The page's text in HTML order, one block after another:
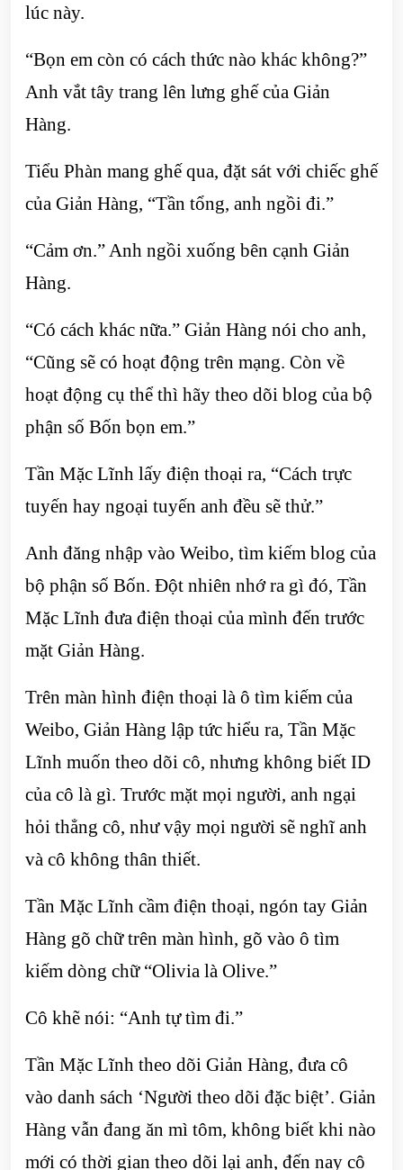
lúc này.
“Bọn em còn có cách thức nào khác không?”
Anh vắt tây trang lên lưng ghế của Giản
Hàng.
Tiểu Phàn mang ghế qua, đặt sát với chiếc ghế
của Giản Hàng, “Tần tổng, anh ngồi đi.”
“Cảm ơn.” Anh ngồi xuống bên cạnh Giản
Hàng.
“Có cách khác nữa.” Giản Hàng nói cho anh,
“Cũng sẽ có hoạt động trên mạng. Còn về
hoạt động cụ thể thì hãy theo dõi blog của bộ
phận số Bốn bọn em.”
Tần Mặc Lĩnh lấy điện thoại ra, “Cách trực
tuyến hay ngoại tuyến anh đều sẽ thử.”
Anh đăng nhập vào Weibo, tìm kiếm blog của
bộ phận số Bốn. Đột nhiên nhớ ra gì đó, Tần
Mặc Lĩnh đưa điện thoại của mình đến trước
mặt Giản Hàng.
Trên màn hình điện thoại là ô tìm kiếm của
Weibo, Giản Hàng lập tức hiểu ra, Tần Mặc
Lĩnh muốn theo dõi cô, nhưng không biết ID
của cô là gì. Trước mặt mọi người, anh ngại
hỏi thẳng cô, như vậy mọi người sẽ nghĩ anh
và cô không thân thiết.
Tần Mặc Lĩnh cầm điện thoại, ngón tay Giản
Hàng gõ chữ trên màn hình, gõ vào ô tìm
kiếm dòng chữ “Olivia là Olive.”
Cô khẽ nói: “Anh tự tìm đi.”
Tần Mặc Lĩnh theo dõi Giản Hàng, đưa cô
vào danh sách ‘Người theo dõi đặc biệt’. Giản
Hàng vẫn đang ăn mì tôm, không biết khi nào
mới có thời gian theo dõi lại anh, đến nay cô